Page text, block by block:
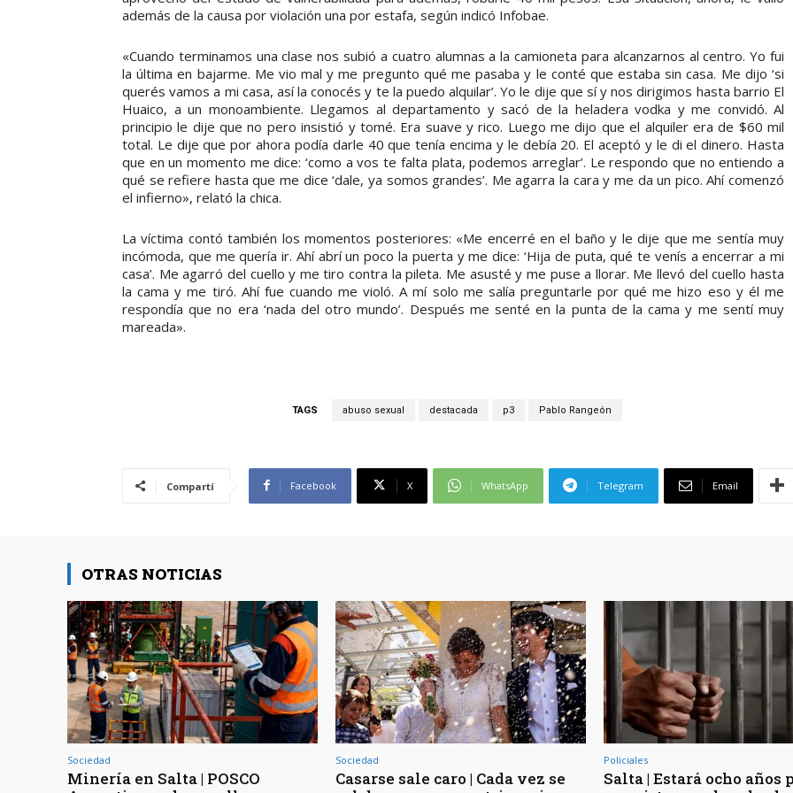
además de la causa por violación una por estafa, según indicó Infobae.
«Cuando terminamos una clase nos subió a cuatro alumnas a la camioneta para alcanzarnos al centro. Yo fui
la última en bajarme. Me vio mal y me pregunto qué me pasaba y le conté que estaba sin casa. Me dijo ‘si
querés vamos a mi casa, así la conocés y te la puedo alquilar’. Yo le dije que sí y nos dirigimos hasta barrio El
Huaico, a un monoambiente. Llegamos al departamento y sacó de la heladera vodka y me convidó. Al
principio le dije que no pero insistió y tomé. Era suave y rico. Luego me dijo que el alquiler era de $60 mil
total. Le dije que por ahora podía darle 40 que tenía encima y le debía 20. El aceptó y le di el dinero. Hasta
que en un momento me dice: ‘como a vos te falta plata, podemos arreglar’. Le respondo que no entiendo a
qué se refiere hasta que me dice ‘dale, ya somos grandes’. Me agarra la cara y me da un pico. Ahí comenzó
el infierno», relató la chica.
La víctima contó también los momentos posteriores: «Me encerré en el baño y le dije que me sentía muy
incómoda, que me quería ir. Ahí abrí un poco la puerta y me dice: ‘Hija de puta, qué te venís a encerrar a mi
casa’. Me agarró del cuello y me tiro contra la pileta. Me asusté y me puse a llorar. Me llevó del cuello hasta
la cama y me tiró. Ahí fue cuando me violó. A mí solo me salía preguntarle por qué me hizo eso y él me
respondía que no era ‘nada del otro mundo’. Después me senté en la punta de la cama y me sentí muy
mareada».
TAGS abuso sexual destacada p3 Pablo Rangeón
Compartí Facebook X WhatsApp Telegram Email
OTRAS NOTICIAS
Sociedad
Minería en Salta | POSCO
Sociedad
Casarse sale caro | Cada vez se
Policiales
Salta | Estará ocho años